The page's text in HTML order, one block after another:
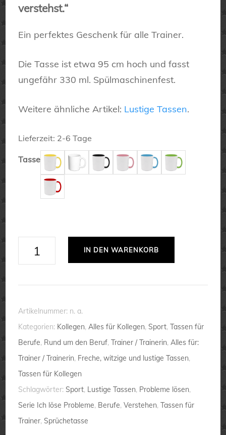
verstehst.“
Ein perfektes Geschenk für alle Trainer.
Die Tasse ist etwa 95 cm hoch und fasst
ungefähr 330 ml. Spülmaschinenfest.
Weitere ähnliche Artikel: Lustige Tassen.
Lieferzeit: 2-6 Tage
Tasse
Tasse
Ich
löse
Probleme
von
denen
...
💕
Berufe
IN DEN WARENKORB
Artikelnummer: n. a.
Kategorien: Kollegen,Alles für Kollegen,Sport,Tassen für
Berufe, Rund um den Beruf,Trainer / Trainerin,Alles für:
Trainer / Trainerin, Freche, witzige und lustige Tassen,
Tassen für Kollegen
Schlagwörter:Sport, Lustige Tassen, Probleme lösen,
Serie Ich löse Probleme, Berufe,Verstehen,Tassen für
Trainer,Sprüchetasse